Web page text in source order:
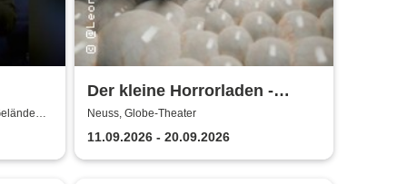
Der kleine Horrorladen -
Kulturforum Alte Post und
Musikschule Neuss
Neuss, Globe-Theater
11.09.2026 - 20.09.2026